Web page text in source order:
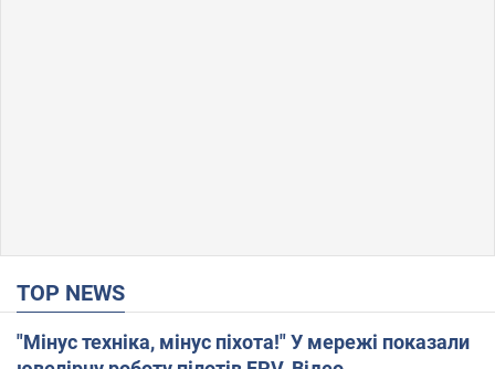
TOP NEWS
"Мінус техніка, мінус піхота!" У мережі показали